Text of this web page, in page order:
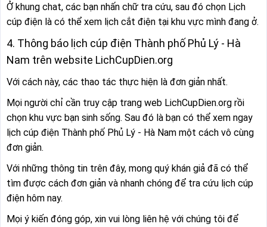
Ở khung chat, các bạn nhấn chữ tra cứu, sau đó chọn Lịch
cúp điện là có thể xem lịch cắt điện tại khu vực mình đang ở.
4. Thông báo lịch cúp điện Thành phố Phủ Lý - Hà
Nam trên website LichCupDien.org
Với cách này, các thao tác thực hiện là đơn giản nhất.
Mọi người chỉ cần truy cập trang web LichCupDien.org rồi
chọn khu vực bạn sinh sống. Sau đó là bạn có thể xem ngay
lịch cúp điện Thành phố Phủ Lý - Hà Nam một cách vô cùng
đơn giản.
Với những thông tin trên đây, mong quý khán giả đã có thể
tìm được cách đơn giản và nhanh chóng để tra cứu lịch cúp
điện hôm nay.
Mọi ý kiến đóng góp, xin vui lòng liên hệ với chúng tôi để